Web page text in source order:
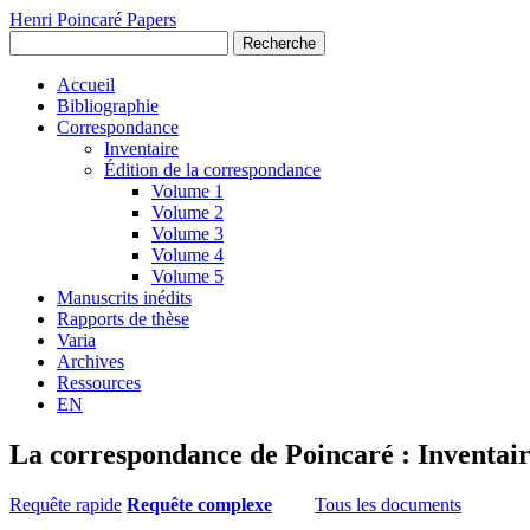
Henri Poincaré Papers
Recherche
Accueil
Bibliographie
Correspondance
Inventaire
Édition de la correspondance
Volume 1
Volume 2
Volume 3
Volume 4
Volume 5
Manuscrits inédits
Rapports de thèse
Varia
Archives
Ressources
EN
La correspondance de Poincaré :
Requête rapide Requête complexe Tous les documents